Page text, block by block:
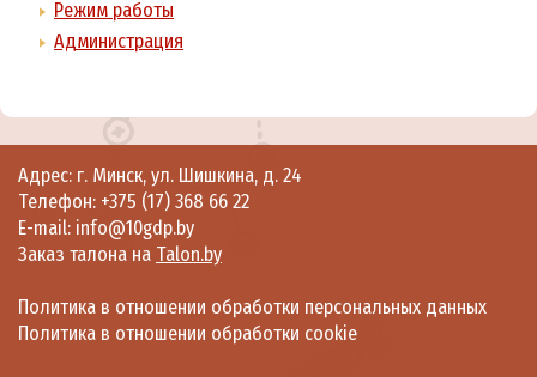
Режим работы
Администрация
Адрес: г. Минск, ул. Шишкина, д. 24
Телефон: +375 (17) 368 66 22
E-mail: info@10gdp.by
Заказ талона на Talon.by
Политика в отношении обработки персональных данных
Политика в отношении обработки cookie